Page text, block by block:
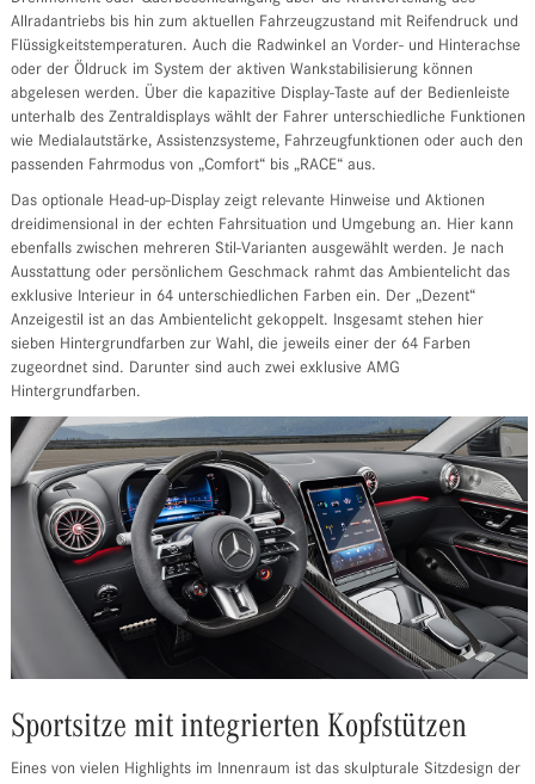
Allradantriebs bis hin zum aktuellen Fahrzeugzustand mit Reifendruck und
Flüssigkeitstemperaturen. Auch die Radwinkel an Vorder- und Hinterachse
oder der Öldruck im System der aktiven Wankstabilisierung können
abgelesen werden. Über die kapazitive Display-Taste auf der Bedienleiste
unterhalb des Zentraldisplays wählt der Fahrer unterschiedliche Funktionen
wie Medialautstärke, Assistenzsysteme, Fahrzeugfunktionen oder auch den
passenden Fahrmodus von „Comfort“ bis „RACE“ aus.
Das optionale Head-up-Display zeigt relevante Hinweise und Aktionen
dreidimensional in der echten Fahrsituation und Umgebung an. Hier kann
ebenfalls zwischen mehreren Stil-Varianten ausgewählt werden. Je nach
Ausstattung oder persönlichem Geschmack rahmt das Ambientelicht das
exklusive Interieur in 64 unterschiedlichen Farben ein. Der „Dezent“
Anzeigestil ist an das Ambientelicht gekoppelt. Insgesamt stehen hier
sieben Hintergrundfarben zur Wahl, die jeweils einer der 64 Farben
zugeordnet sind. Darunter sind auch zwei exklusive AMG
Hintergrundfarben.
Sportsitze mit integrierten Kopfstützen
Eines von vielen Highlights im Innenraum ist das skulpturale Sitzdesign der